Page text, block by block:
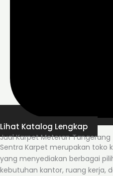
Lihat Katalog Lengkap
Jual Karpet Meteran Tangerang
Sentra Karpet merupakan toko
yang menyediakan berbagai
kebutuhan kantor, ruang kerja,